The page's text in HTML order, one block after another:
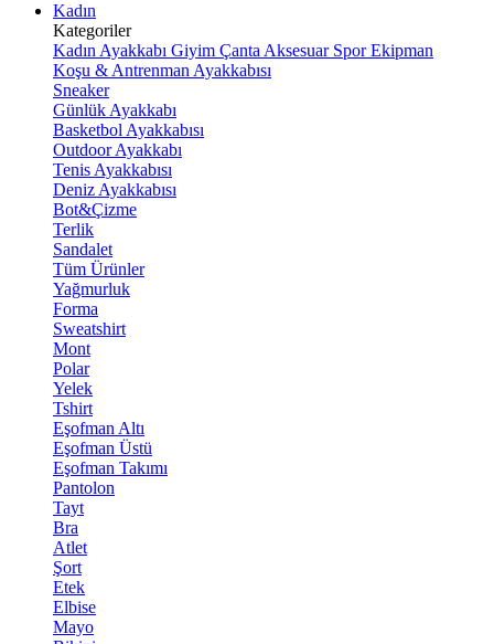
Kadın
Kategoriler
Kadın Ayakkabı Giyim Çanta Aksesuar Spor Ekipman
Koşu & Antrenman Ayakkabısı
Sneaker
Günlük Ayakkabı
Basketbol Ayakkabısı
Outdoor Ayakkabı
Tenis Ayakkabısı
Deniz Ayakkabısı
Bot&Çizme
Terlik
Sandalet
Tüm Ürünler
Yağmurluk
Forma
Sweatshirt
Mont
Polar
Yelek
Tshirt
Eşofman Altı
Eşofman Üstü
Eşofman Takımı
Pantolon
Tayt
Bra
Atlet
Şort
Etek
Elbise
Mayo